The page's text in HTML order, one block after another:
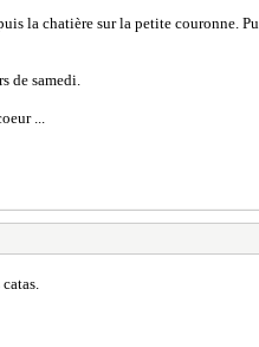
la chatière sur la petite couronne.
de samedi.
...